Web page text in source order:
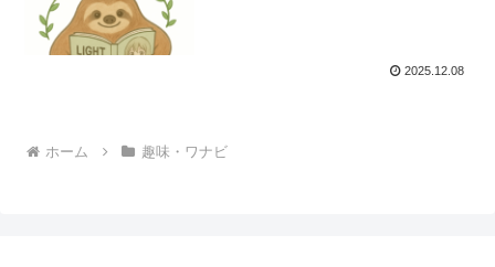
2025.12.08
ホーム 趣味・ワナビ